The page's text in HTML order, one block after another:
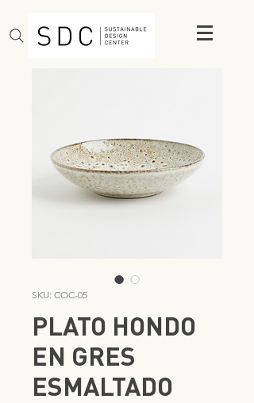
SKU: COC-05
PLATO HONDO
EN GRES
ESMALTADO